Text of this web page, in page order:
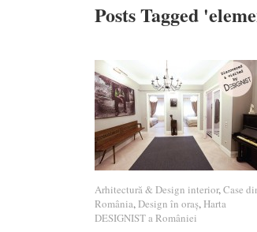
Posts Tagged '
Arhitectură & Design interior,Case
România,Design în oraș, Harta
DESIGNIST a României
Arhitectură & Design interior Case
România Design în oraș Harta
DESIGNIST a României